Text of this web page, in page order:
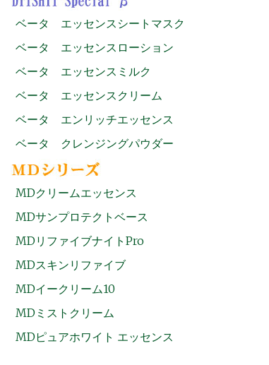
ベータ エッセンスシートマスク
ベータ エッセンスローション
ベータ エッセンスミルク
ベータ エッセンスクリーム
ベータ エンリッチエッセンス
ベータ クレンジングパウダー
MDクリームエッセンス
MDサンプロテクトベース
MDリファイブナイトPro
MDスキンリファイブ
MDイークリーム10
MDミストクリーム
MDピュアホワイト エッセンス